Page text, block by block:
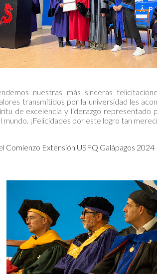
nuestras más sinceras
transmitidos por la universidad les
de excelencia y liderazgo representado
mundo. ¡Felicidades por este logro tan
Comienzo Extensión USFQ Galápagos 2024